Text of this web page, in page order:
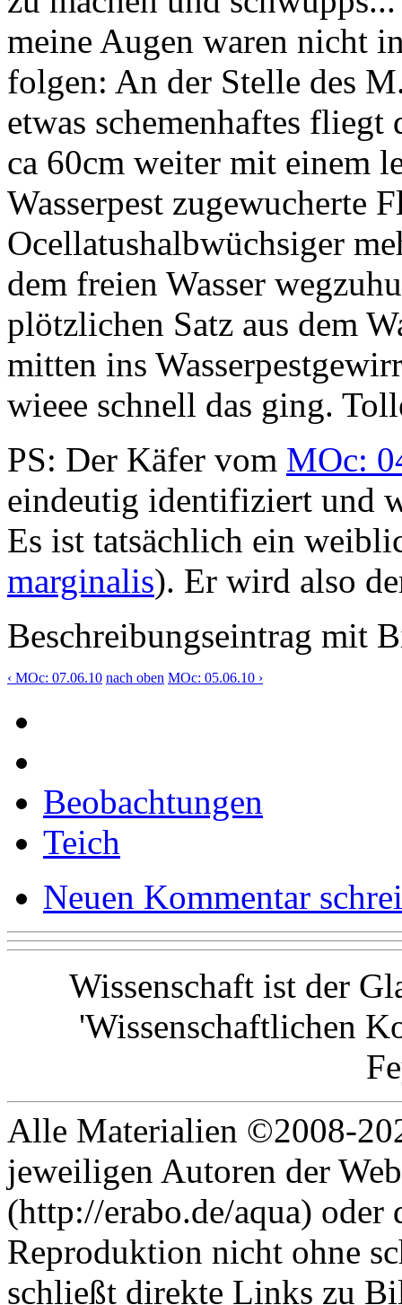
meine Augen waren nicht
folgen: An der Stelle des
etwas schemenhaftes
ca 60cm weiter mit einem
Wasserpest zugewucherte
Ocellatushalbwüchsiger
dem freien Wasser
plötzlichen Satz aus dem
mitten ins
wieee schnell das ging.
PS: Der Käfer vom MOc:
eindeutig identifiziert und
Es ist tatsächlich ein
marginalis). Er wird also
Beschreibungseintrag mit
‹ MOc: 07.06.10 nach oben MOc: 05.06.10 ›
Beobachtungen
Teich
Neuen Kommentar
Wissenschaft ist der
'Wissenschaftlichen
Alle Materialien ©2008-
jeweiligen Autoren der
(http://erabo.de/aqua) oder
Reproduktion nicht ohne
schließt direkte Links zu